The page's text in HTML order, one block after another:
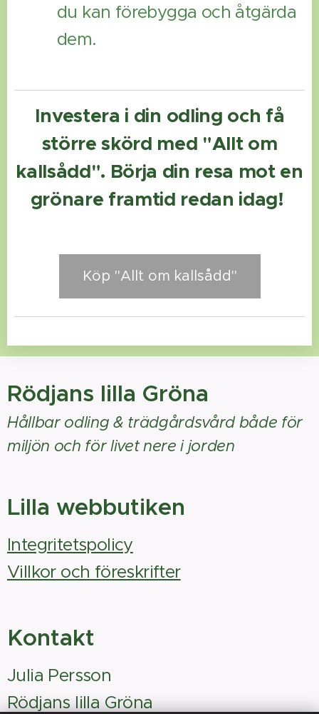
du kan förebygga och åtgärda
dem.
Investera i din odling och få
större skörd med "Allt om
kallsådd". Börja din resa mot en
grönare framtid redan idag!
Köp "Allt om kallsådd"
Rödjans lilla Gröna
Hållbar odling & trädgårdsvård både för
miljön och för livet nere i jorden
Lilla webbutiken
Integritetspolicy
Villkor och föreskrifter
Kontakt
Julia Persson
Rödjans lilla Gröna